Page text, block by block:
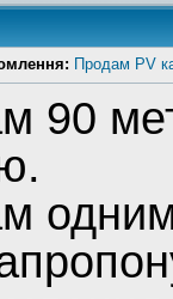
Продам PV
90